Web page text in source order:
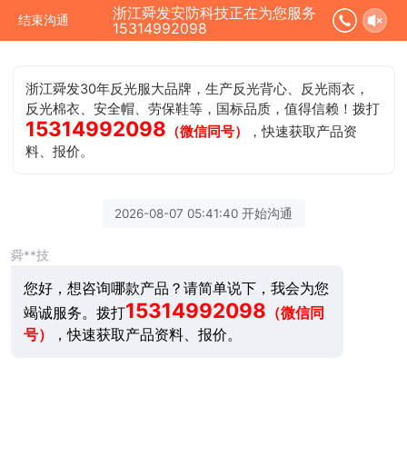
结束沟通
浙江舜发安防科技正在为您服务
15314992098
浙江舜发30年反光服大品牌，生产反光背心、反光雨衣，
反光棉衣、安全帽、劳保鞋等，国标品质，值得信赖！拨打
15314992098 （微信同号）
，快速获取产品资
料、报价。
2026-08-07 05:41:40 开始沟通
舜**技
您好，想咨询哪款产品？请简单说下，我会为您
竭诚服务。拨打15314992098 （微信同
号）
，快速获取产品资料、报价。